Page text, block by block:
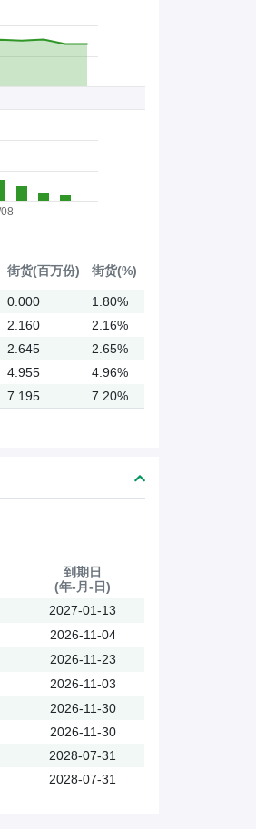
街货(百万份) 街货(%)
0.000
1.80%
2.160
2.16%
2.645
2.65%
4.955
4.96%
7.195 7.20%
到期日
(年-月-日)
2027-01-13
2026-11-04
2026-11-23
2026-11-03
2026-11-30
2026-11-30
2028-07-31
2028-07-31